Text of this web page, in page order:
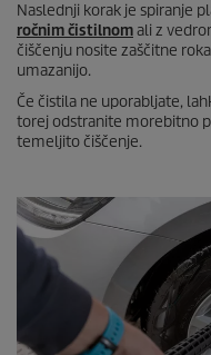
Naslednji korak je spiranje
ročnim čistilnomali z
čiščenju nosite zaščitne
umazanijo.
Če čistila ne uporabljate,
torej odstranite morebitno
temeljito čiščenje.